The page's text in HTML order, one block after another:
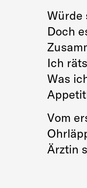
Würde
Doch
Ich
Was
Vom
Ärztin